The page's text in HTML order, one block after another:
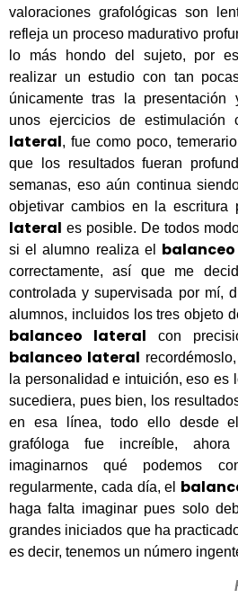
valoraciones grafológicas son
refleja un proceso madurativo
lo más hondo del sujeto, por
realizar un estudio con tan
únicamente tras la
unos ejercicios de estimulación
lateral, fue como poco,
que los resultados fueran
semanas, eso aún continua
objetivar cambios en la escritura
lateral es posible. De todos
si el alumno realiza el balanceo
correctamente, así que me
controlada y supervisada por mí,
alumnos, incluidos los tres objeto
balanceo lateral con
balanceo lateral
la personalidad e intuición, eso es
sucediera, pues bien, los
en esa línea, todo ello desde
grafóloga fue increíble,
imaginarnos qué podemos
regularmente, cada día, el
haga falta imaginar pues solo
grandes iniciados que ha
es decir, tenemos un número